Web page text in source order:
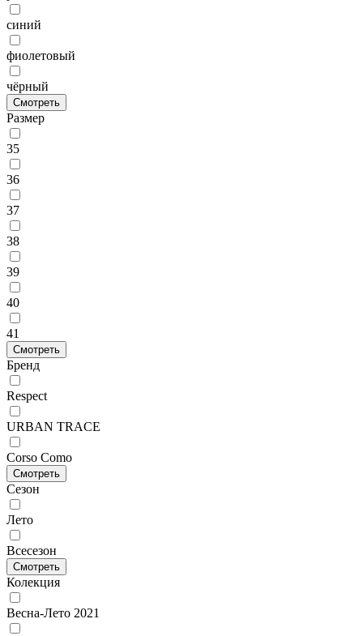
синий
фиолетовый
чёрный
Смотреть
Размер
35
36
37
38
39
40
41
Смотреть
Бренд
Respect
URBAN TRACE
Corso Como
Смотреть
Сезон
Лето
Всесезон
Смотреть
Колекция
Весна-Лето 2021